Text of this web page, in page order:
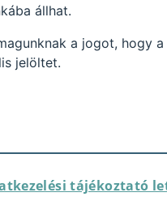
állhat.
a jogot, hogy
jelöltet.
tájékoztató